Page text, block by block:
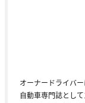
オーナードライバ
自動車専門誌とし